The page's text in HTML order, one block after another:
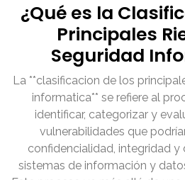
¿Qué es la
Principales
Seguridad
La **clasificacion de los
informatica** se refiere al
identificar, categorizar y
vulnerabilidades que
confidencialidad, integridad y
sistemas de información y